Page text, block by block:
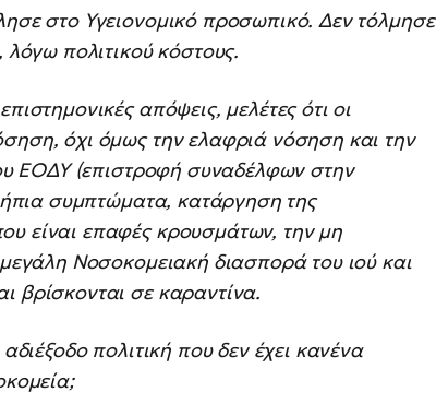
στο Υγειονομικό προσωπικό. Δεν τόλμησε
πολιτικού κόστους.
απόψεις, μελέτες ότι οι
όχι όμως την ελαφριά νόσηση και την
ΕΟΔΥ (επιστροφή συναδέλφων στην
συμπτώματα, κατάργηση της
είναι επαφές κρουσμάτων, την μη
Νοσοκομειακή διασπορά του ιού και
βρίσκονται σε καραντίνα.
πολιτική που δεν έχει κανένα